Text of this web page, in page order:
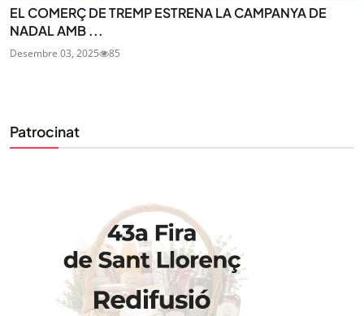
EL COMERÇ DE TREMP ESTRENA LA CAMPANYA DE
NADAL AMB ...
Desembre 03, 2025 85
Patrocinat
STAY UPDATED